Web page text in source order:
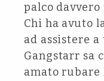
palco davvero
Chi ha avuto
ad assistere
Gangstarr sa
amato rubare